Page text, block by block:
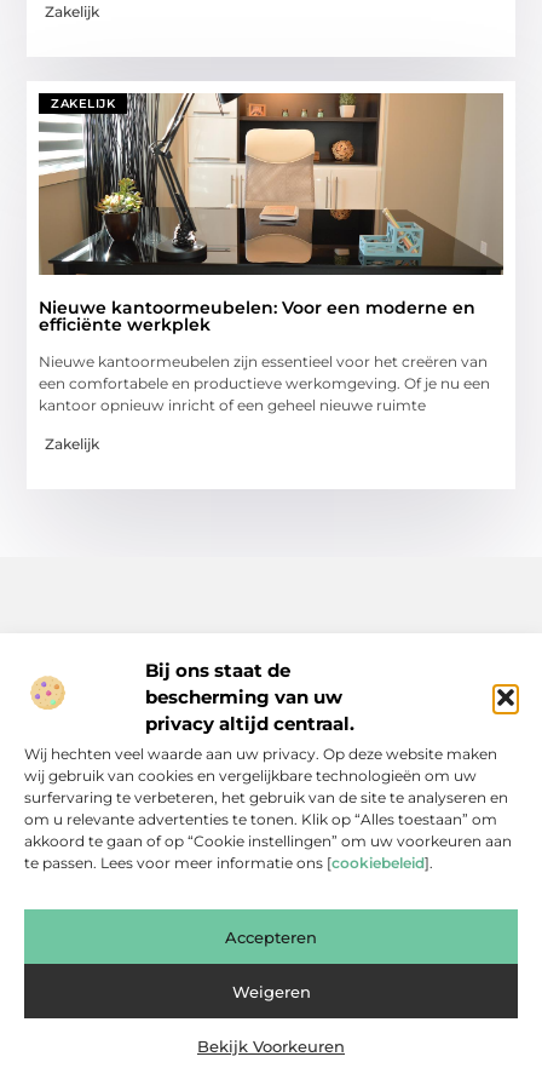
Bij ons staat de
bescherming van uw
privacy altijd centraal.
Wij hechten veel waarde aan uw privacy. Op deze website maken
wij gebruik van cookies en vergelijkbare technologieën om uw
surfervaring te verbeteren, het gebruik van de site te analyseren en
om u relevante advertenties te tonen. Klik op “Alles toestaan” om
akkoord te gaan of op “Cookie instellingen” om uw voorkeuren aan
te passen. Lees voor meer informatie ons [cookiebeleid].
Accepteren
Weigeren
Bekijk Voorkeuren
Zakelijk
ZAKELIJK
Nieuwe kantoormeubelen: Voor een moderne en
efficiënte werkplek
Nieuwe kantoormeubelen zijn essentieel voor het creëren van
een comfortabele en productieve werkomgeving. Of je nu een
kantoor opnieuw inricht of een geheel nieuwe ruimte
Zakelijk
Inspiratie, tips en verhalen voor elk moment.
Ontdek een breed scala aan artikelen en blogs die je dagelijks
leven verrijken, van praktische adviezen tot boeiende verhalen.
Bericht categorie
Onze informatie
Cookiebeleid (EU)